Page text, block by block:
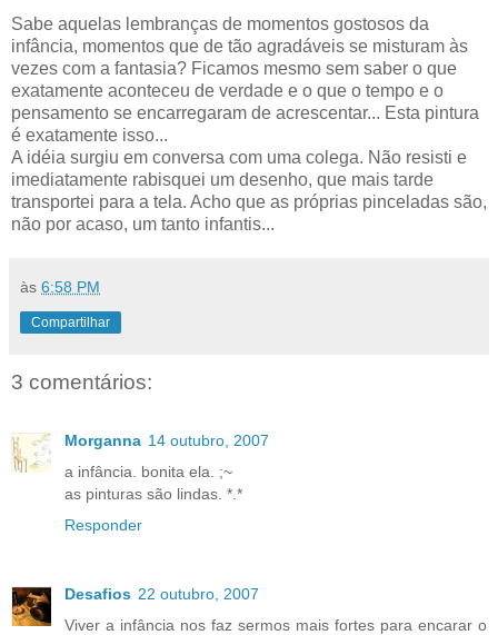
Sabe aquelas lembranças de momentos gostosos da
infância, momentos que de tão agradáveis se misturam às
vezes com a fantasia? Ficamos mesmo sem saber o que
exatamente aconteceu de verdade e o que o tempo e o
pensamento se encarregaram de acrescentar... Esta pintura
é exatamente isso...
A idéia surgiu em conversa com uma colega. Não resisti e
imediatamente rabisquei um desenho, que mais tarde
transportei para a tela. Acho que as próprias pinceladas são,
não por acaso, um tanto infantis...
às 6:58 PM
Compartilhar
3 comentários:
Morganna 14 outubro, 2007
a infância. bonita ela. ;~
as pinturas são lindas. *.*
Responder
Desafios 22 outubro, 2007
Viver a infância nos faz sermos mais fortes para encarar o